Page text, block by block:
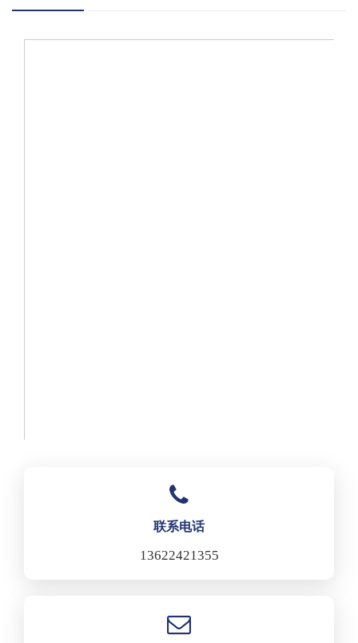
联系电话
13622421355